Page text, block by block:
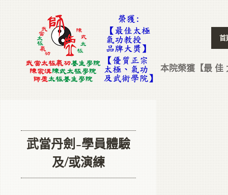
首
本院榮獲【最 佳
武當丹劍–學員體驗
及/或演練